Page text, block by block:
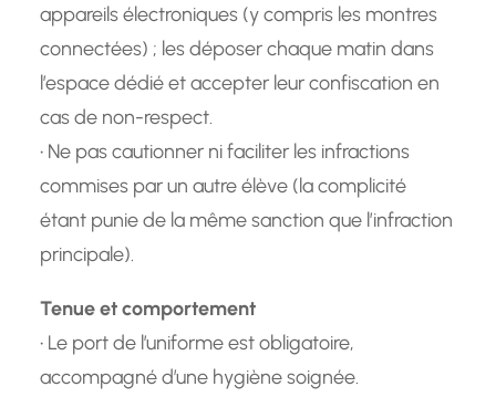
appareils électroniques (y compris les montres
connectées) ; les déposer chaque matin dans
l’espace dédié et accepter leur confiscation en
cas de non-respect.
• Ne pas cautionner ni faciliter les infractions
commises par un autre élève (la complicité
étant punie de la même sanction que l’infraction
principale).
Tenue et comportement
• Le port de l’uniforme est obligatoire,
accompagné d’une hygiène soignée.